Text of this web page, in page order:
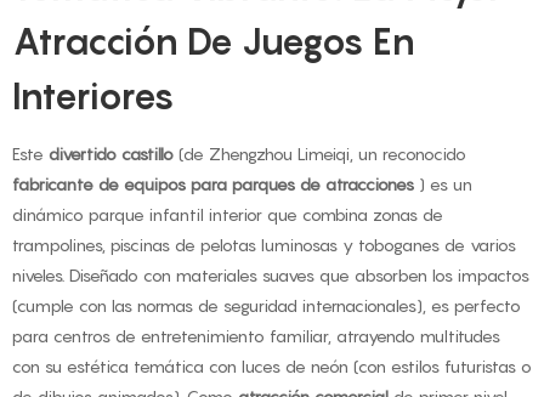
Atracción De Juegos En
Interiores
Este divertido castillo (de Zhengzhou Limeiqi, un reconocido
fabricante de equipos para parques de atracciones ) es un
dinámico parque infantil interior que combina zonas de
trampolines, piscinas de pelotas luminosas y toboganes de varios
niveles. Diseñado con materiales suaves que absorben los impactos
(cumple con las normas de seguridad internacionales), es perfecto
para centros de entretenimiento familiar, atrayendo multitudes
con su estética temática con luces de neón (con estilos futuristas o